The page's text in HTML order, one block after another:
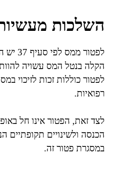
השלכות
הקלה בנטל המס עשויה
לפטור כוללות זכות לזיכוי
רפואיות.
לצד זאת, הפטור אינו חל
הכנסה ולשינויים
במסגרת פטור זה.